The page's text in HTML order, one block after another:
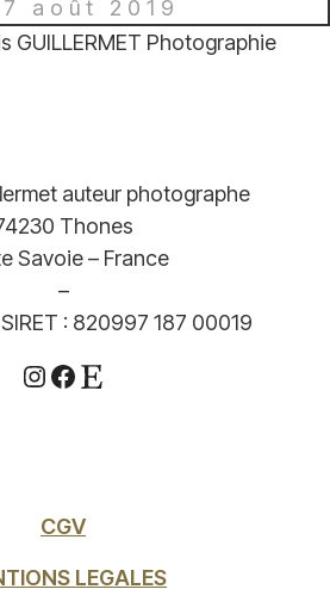
août 2019
GUILLERMET Photographie
auteur photographe
Thones
Savoie – France
–
: 820997 187 00019
Instagram
Facebook
Etsy
CGV
LEGALES